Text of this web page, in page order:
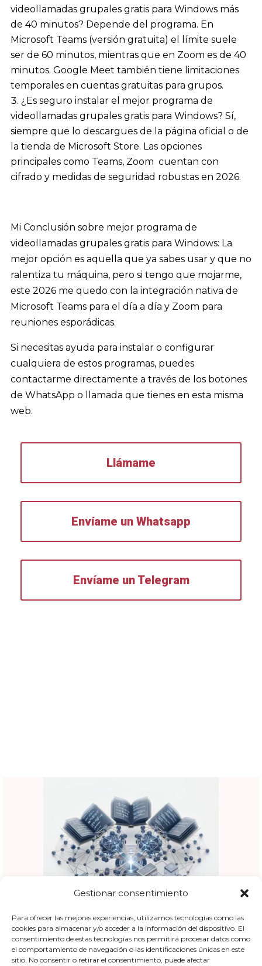
Gestionar consentimiento
Para ofrecer las mejores experiencias, utilizamos tecnologías como las
cookies para almacenar y/o acceder a la información del dispositivo. El
consentimiento de estas tecnologías nos permitirá procesar datos como
el comportamiento de navegación o las identificaciones únicas en este
sitio. No consentir o retirar el consentimiento, puede afectar
videollamadas grupales gratis para Windows más
de 40 minutos? Depende del programa. En
Microsoft Teams (versión gratuita) el límite suele
ser de 60 minutos, mientras que en Zoom es de 40
minutos. Google Meet también tiene limitaciones
temporales en cuentas gratuitas para grupos.
¿Es seguro instalar el mejor programa de
videollamadas grupales gratis para Windows? Sí,
siempre que lo descargues de la página oficial o de
la tienda de Microsoft Store. Las opciones
principales como Teams, Zoom cuentan con
cifrado y medidas de seguridad robustas en 2026.
Mi Conclusión sobre mejor programa de
videollamadas grupales gratis para Windows: La
mejor opción es aquella que ya sabes usar y que no
ralentiza tu máquina, pero si tengo que mojarme,
este 2026 me quedo con la integración nativa de
Microsoft Teams para el día a día y Zoom para
reuniones esporádicas.
Si necesitas ayuda para instalar o configurar
cualquiera de estos programas, puedes
contactarme directamente a través de los botones
de WhatsApp o llamada que tienes en esta misma
web.
Llámame
Envíame un Whatsapp
Envíame un Telegram